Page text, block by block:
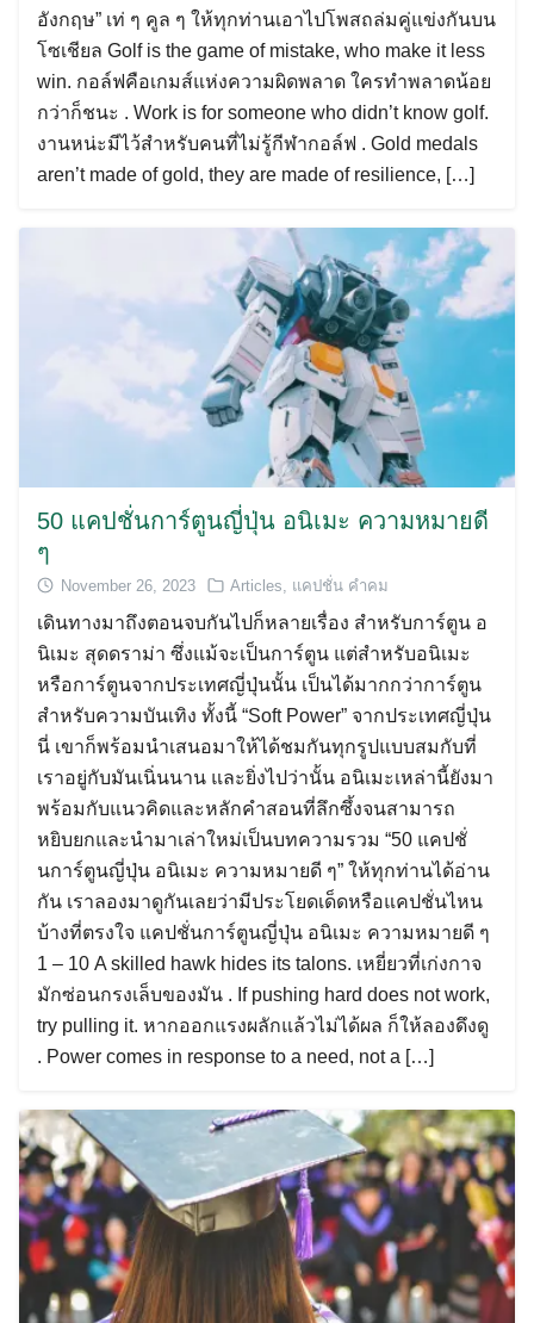
อังกฤษ” เท่ ๆ คูล ๆ ให้ทุกท่านเอาไปโพสถล่มคู่แข่งกันบน
โซเชียล Golf is the game of mistake, who make it less
win. กอล์ฟคือเกมส์แห่งความผิดพลาด ใครทำพลาดน้อย
กว่าก็ชนะ . Work is for someone who didn’t know golf.
งานหน่ะมีไว้สำหรับคนที่ไม่รู้กีฬากอล์ฟ . Gold medals
aren’t made of gold, they are made of resilience, […]
50 แคปชั่นการ์ตูนญี่ปุ่น อนิเมะ ความหมายดี
ๆ
November 26, 2023 Articles, แคปชั่น คำคม
เดินทางมาถึงตอนจบกันไปก็หลายเรื่อง สำหรับการ์ตูน อ
นิเมะ สุดดราม่า ซึ่งแม้จะเป็นการ์ตูน แต่สำหรับอนิเมะ
หรือการ์ตูนจากประเทศญี่ปุ่นนั้น เป็นได้มากกว่าการ์ตูน
สำหรับความบันเทิง ทั้งนี้ “Soft Power” จากประเทศญี่ปุ่น
นี่ เขาก็พร้อมนำเสนอมาให้ได้ชมกันทุกรูปแบบสมกับที่
เราอยู่กับมันเนิ่นนาน และยิ่งไปว่านั้น อนิเมะเหล่านี้ยังมา
พร้อมกับแนวคิดและหลักคำสอนที่ลึกซึ้งจนสามารถ
หยิบยกและนำมาเล่าใหม่เป็นบทความรวม “50 แคปชั่
นการ์ตูนญี่ปุ่น อนิเมะ ความหมายดี ๆ” ให้ทุกท่านได้อ่าน
กัน เราลองมาดูกันเลยว่ามีประโยดเด็ดหรือแคปชั่นไหน
บ้างที่ตรงใจ แคปชั่นการ์ตูนญี่ปุ่น อนิเมะ ความหมายดี ๆ
1 – 10 A skilled hawk hides its talons. เหยี่ยวที่เก่งกาจ
มักซ่อนกรงเล็บของมัน . If pushing hard does not work,
try pulling it. หากออกแรงผลักแล้วไม่ได้ผล ก็ให้ลองดึงดู
. Power comes in response to a need, not a […]